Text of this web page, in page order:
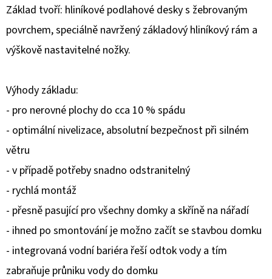
Základ tvoří: hliníkové podlahové desky s žebrovaným
povrchem, speciálně navržený základový hliníkový rám a
výškově nastavitelné nožky.
Výhody základu:
- pro nerovné plochy do cca 10 % spádu
- optimální nivelizace, absolutní bezpečnost při silném
větru
- v případě potřeby snadno odstranitelný
- rychlá montáž
- přesně pasující pro všechny domky a skříně na nářadí
- ihned po smontování je možno začít se stavbou domku
- integrovaná vodní bariéra řeší odtok vody a tím
zabraňuje průniku vody do domku
HLEDAT
D
O
P
O
R
U
Č
U
J
E
M
E